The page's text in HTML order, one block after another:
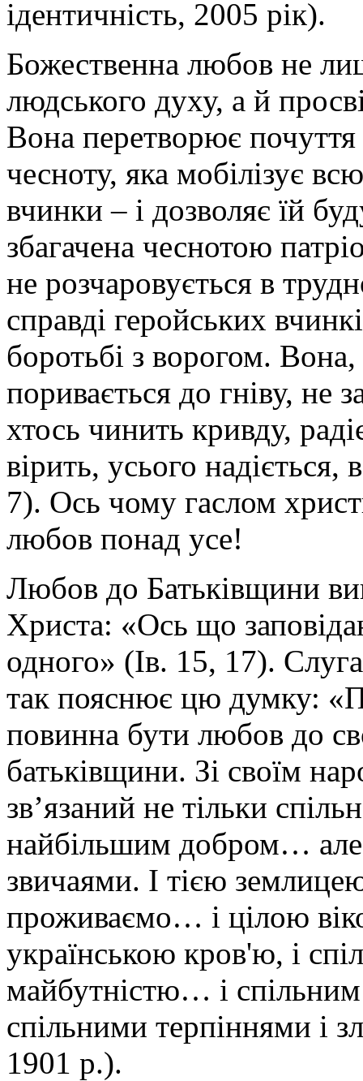
ідентичність, 2005 рік).
Божественна любов не
людського духу, а й
Вона перетворює почуття
чесноту, яка мобілізує
вчинки – і дозволяє їй
збагачена чеснотою
не розчаровується в
справді геройських
боротьбі з ворогом.
поривається до гніву, не
хтось чинить кривду,
вірить, усього
7). Ось чому гаслом
любов понад усе!
Любов до Батьківщини
Христа: «Ось що
одного» (Ів. 15, 17).
так пояснює цю думку:
повинна бути любов до
батьківщини. Зі своїм
зв’язаний не тільки
найбільшим добром…
звичаями. І тією
проживаємо… і цілою
українською кров'ю, і
майбутністю… і
спільними терпіннями і
1901 р.).